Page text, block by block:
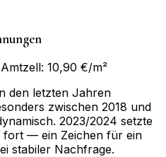
10,90 €/m²
den letzten Jahren
zwischen 2018 und
2023/2024 setzte
fort — ein Zeichen für ein
stabiler Nachfrage.